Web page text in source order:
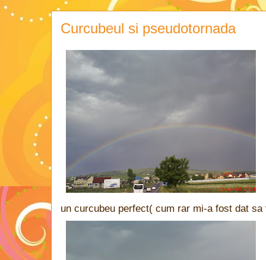
Curcubeul si pseudotornada
un curcubeu perfect( cum rar mi-a fost dat sa